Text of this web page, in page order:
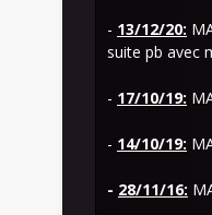
- 13/12/20:
suite pb avec
- 17/10/19:
- 14/10/19:
- 28/11/16: